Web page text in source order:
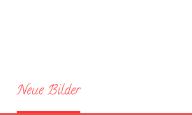
Neue Bilder